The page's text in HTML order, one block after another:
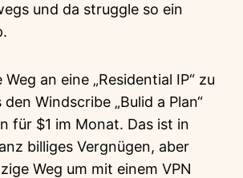
und da struggle so ein
an eine „Residential IP“ zu
Windscribe „Bulid a Plan“
für $1 im Monat. Das ist in
billiges Vergnügen, aber
Weg um mit einem VPN